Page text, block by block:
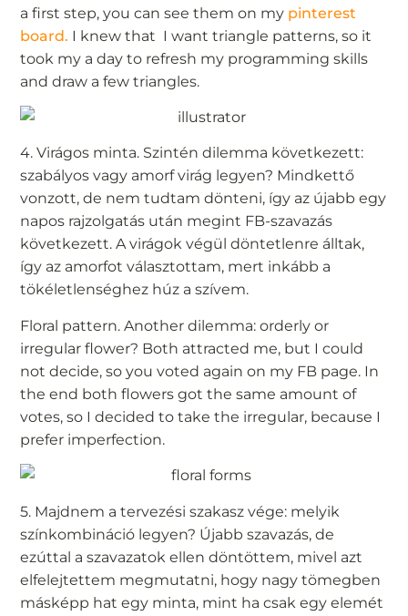
a first step, you can see them on my pinterest
board. I knew that I want triangle patterns, so it
took my a day to refresh my programming skills
and draw a few triangles.
4. Virágos minta. Szintén dilemma következett:
szabályos vagy amorf virág legyen? Mindkettő
vonzott, de nem tudtam dönteni, így az újabb egy
napos rajzolgatás után megint FB-szavazás
következett. A virágok végül döntetlenre álltak,
így az amorfot választottam, mert inkább a
tökéletlenséghez húz a szívem.
Floral pattern. Another dilemma: orderly or
irregular flower? Both attracted me, but I could
not decide, so you voted again on my FB page. In
the end both flowers got the same amount of
votes, so I decided to take the irregular, because I
prefer imperfection.
5. Majdnem a tervezési szakasz vége: melyik
színkombináció legyen? Újabb szavazás, de
ezúttal a szavazatok ellen döntöttem, mivel azt
elfelejtettem megmutatni, hogy nagy tömegben
másképp hat egy minta, mint ha csak egy elemét